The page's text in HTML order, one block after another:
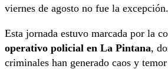
viernes de agosto no fue la excepción.
Esta jornada estuvo marcada por la
operativo policial en La Pintana,
criminales han generado caos y